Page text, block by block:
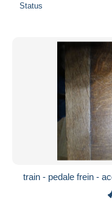
Status
train - pedale frein -